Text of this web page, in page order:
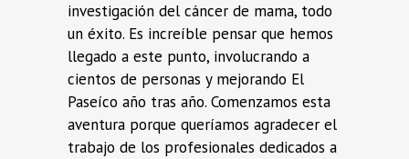
investigación del cáncer de mama, todo
un éxito. Es increíble pensar que hemos
llegado a este punto, involucrando a
cientos de personas y mejorando El
Paseíco año tras año. Comenzamos esta
aventura porque queríamos agradecer el
trabajo de los profesionales dedicados a